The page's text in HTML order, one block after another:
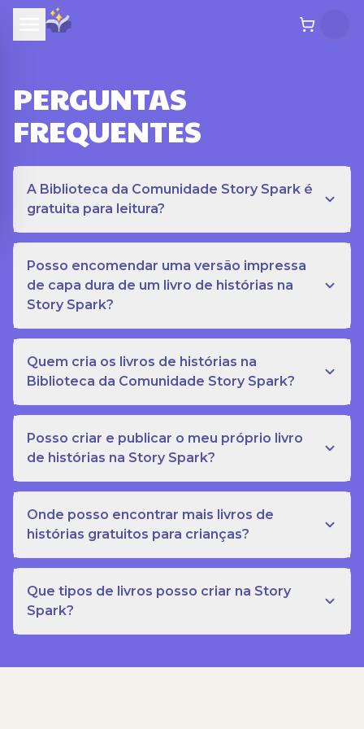
PERGUNTAS
FREQUENTES
A Biblioteca da Comunidade Story Spark é
gratuita para leitura?
Posso encomendar uma versão impressa
de capa dura de um livro de histórias na
Story Spark?
Quem cria os livros de histórias na
Biblioteca da Comunidade Story Spark?
Posso criar e publicar o meu próprio livro
de histórias na Story Spark?
Onde posso encontrar mais livros de
histórias gratuitos para crianças?
Que tipos de livros posso criar na Story
Spark?